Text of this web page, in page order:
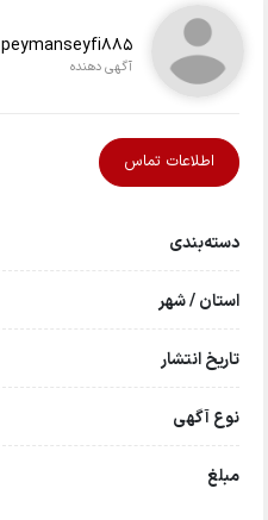
peymanseyfi885
آگهی دهنده
اطلاعات تماس
دسته‌بندی
استان / شهر
تاریخ انتشار
نوع آگهی
مبلغ